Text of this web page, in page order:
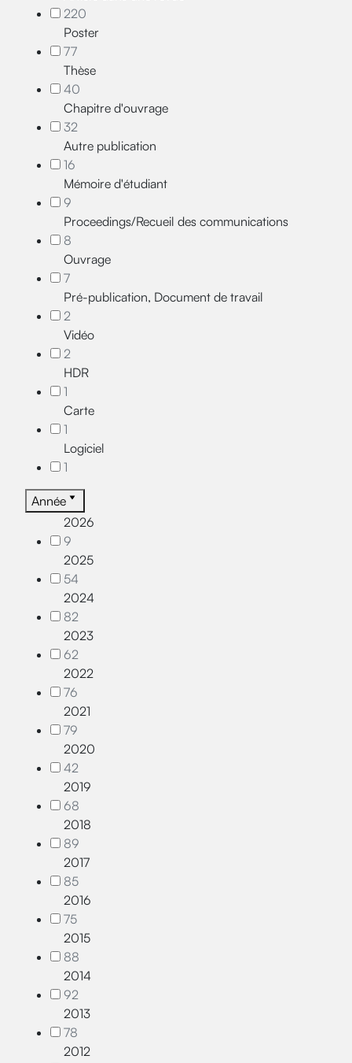
220
Poster
77
Thèse
40
Chapitre d'ouvrage
32
Autre publication
16
Mémoire d'étudiant
9
Proceedings/Recueil des communications
8
Ouvrage
7
Pré-publication, Document de travail
2
Vidéo
2
HDR
1
Carte
1
Logiciel
1
Année
2026
9
2025
54
2024
82
2023
62
2022
76
2021
79
2020
42
2019
68
2018
89
2017
85
2016
75
2015
88
2014
92
2013
78
2012